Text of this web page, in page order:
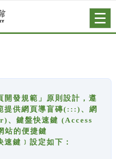
開發規範」原則設計，遵
提供網頁導盲磚(:::)、網
、鍵盤快速鍵 (Access
站的便捷鍵
鍵﹞設定如下：